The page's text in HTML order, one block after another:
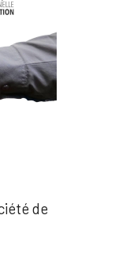
de